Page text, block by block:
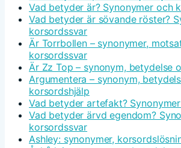
Vad betyder är? Synonymer och
Vad betyder är sövande röster?
korsordssvar
Är Torrbollen – synonymer,
korsordssvar
Är Zz Top – synonym, betydelse
Argumentera – synonym,
korsordshjälp
Vad betyder artefakt?
Vad betyder ärvd egendom?
korsordssvar
Ashley: synonymer,